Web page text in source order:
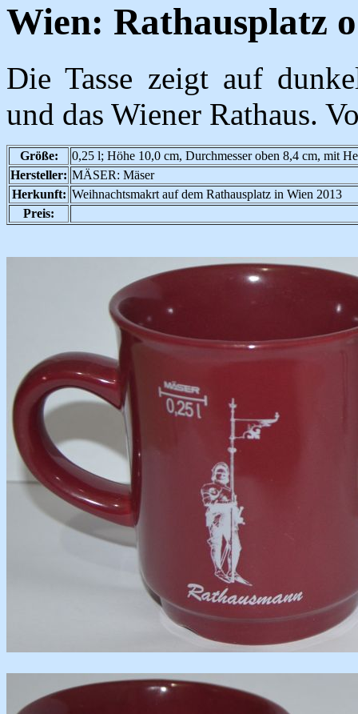
Wien: Rathausplatz
Die Tasse zeigt auf
und das Wiener Rathaus.
Größe:
0,25 l; Höhe 10,0 cm, Durchmesser oben 8,4 cm, mit
Hersteller: MÄSER: Mäser
Herkunft: Weihnachtsmakrt auf dem Rathausplatz in Wien 2013
Preis: